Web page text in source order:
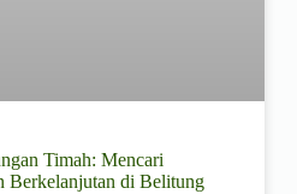
Timah: Mencari
Berkelanjutan di Belitung